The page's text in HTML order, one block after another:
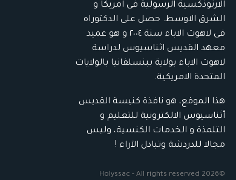
الارثوذكسية الرسولية فى امريكا و
الشرق الاوسط. حصل على الدكتوراه
فى لاهوت الاباء سنة ٢٠٠٤ و هو عميد
معهد القديس اثناسيوس لدراسة
لاهوت الاباء بولاية ببنسلفانيا بالولايات
المتحدة الامريكية.
هذا الموقع، هو نافذة كنيسة القديس
أثناسيوس الالكترونية للتعليم و
التلمذة و الخدمات الكنسية، وليس
مجالا للدردشة وتبادل الآراء !
©2026 Holyssac - All rights reserved